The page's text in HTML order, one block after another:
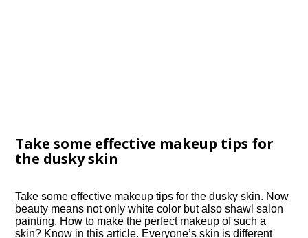
Take some effective makeup tips for
the dusky skin
Take some effective makeup tips for the dusky skin. Now
beauty means not only white color but also shawl salon
painting. How to make the perfect makeup of such a
skin? Know in this article. Everyone’s skin is different